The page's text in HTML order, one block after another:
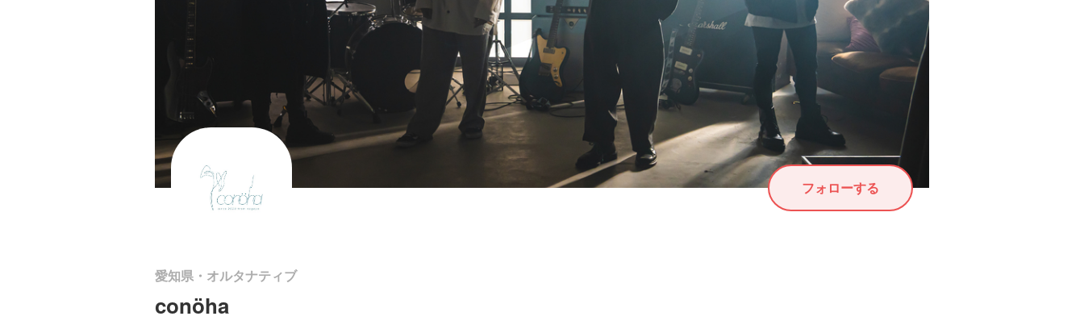
フォローする
愛知県・オルタナティブ
conöha